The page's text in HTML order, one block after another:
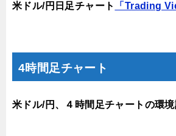
米ドル/円日足チャート 「Trading
4時間足チャート
米ドル/円、４時間足チャートの環境